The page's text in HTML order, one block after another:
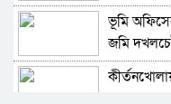
‎ভূমি
জমি
চাঞ্চল্য
বাল্কহেড